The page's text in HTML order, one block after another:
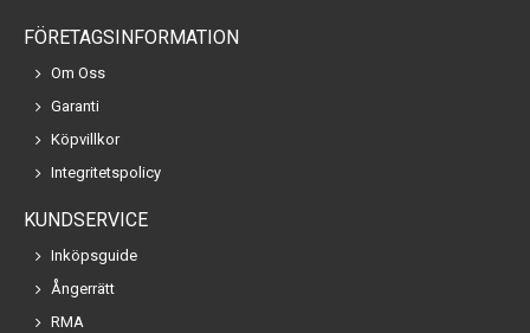
FÖRETAGSINFORMATION
Om Oss
Garanti
Köpvillkor
Integritetspolicy
KUNDSERVICE
Inköpsguide
Ångerrätt
RMA